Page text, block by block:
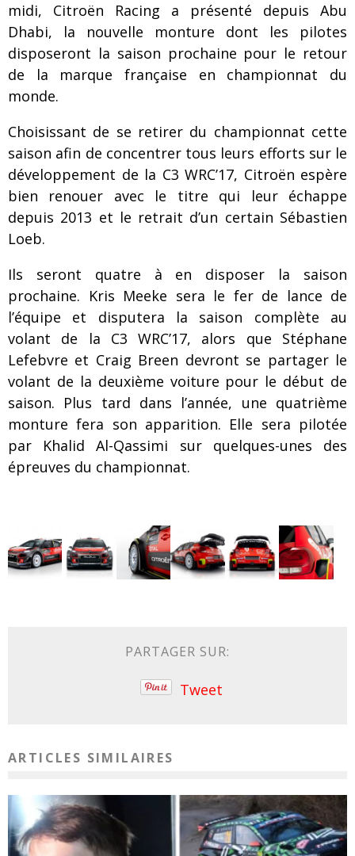
midi, Citroën Racing a présenté depuis Abu
Dhabi, la nouvelle monture dont les pilotes
disposeront la saison prochaine pour le retour
de la marque française en championnat du
monde.
Choisissant de se retirer du championnat cette
saison afin de concentrer tous leurs efforts sur le
développement de la C3 WRC’17, Citroën espère
bien renouer avec le titre qui leur échappe
depuis 2013 et le retrait d’un certain Sébastien
Loeb.
Ils seront quatre à en disposer la saison
prochaine. Kris Meeke sera le fer de lance de
l’équipe et disputera la saison complète au
volant de la C3 WRC’17, alors que Stéphane
Lefebvre et Craig Breen devront se partager le
volant de la deuxième voiture pour le début de
saison. Plus tard dans l’année, une quatrième
monture fera son apparition. Elle sera pilotée
par Khalid Al-Qassimi sur quelques-unes des
épreuves du championnat.
PARTAGER SUR:
Tweet
ARTICLES SIMILAIRES